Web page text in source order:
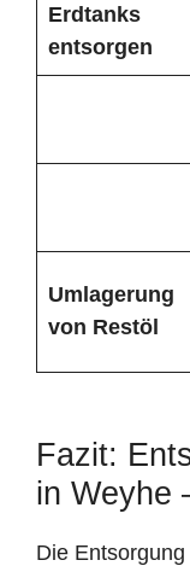
Erdtanks
entsorgen
Umlagerung
von Restöl
Fazit:
in Weyhe
Die